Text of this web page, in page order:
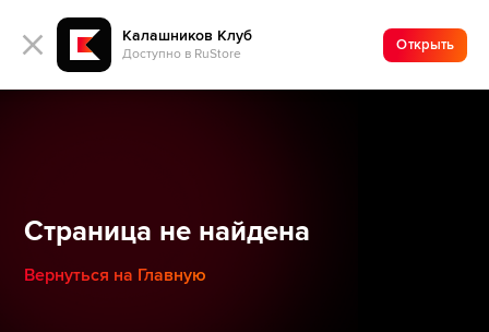
Калашников Клуб
Доступно в RuStore
Открыть
Страница не найдена
Вернуться на Главную